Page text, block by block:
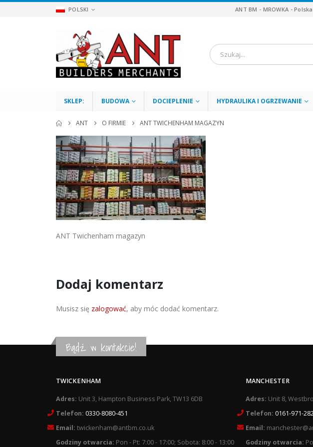
POLSKI ANT BM - MROWKA -
SKLEP: BUDOWA DOCIEPLENIE HYDRAULIKA I OGRZEWANIE
ANT O FIRMIE ANT TWICHENHAM MAGAZYN
ANT Twichenham magazyn
Dodaj komentarz
Musisz się zalogować, aby móc dodać komentarz.
Bądź w kontakcie!
TWICKENHAM
Adres: Unit 3, Hampton Business Park, TW13 6DB
Telefon: 0330-8080-451
Email: twickenham@antbm.co.uk
Godziny otwarcia: Pon - Pt: 7:00 - 17:00; Sobota: 8:00 - 13:00
MANCHESTER
Adres: Unit 8,
Telefon: 0161-971-
Email:
Godziny otwarcia: